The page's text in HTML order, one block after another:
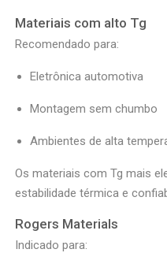
Materiais com alto Tg
Recomendado para:
Eletrônica automotiva
Montagem sem chumbo
Ambientes de alta
Os materiais com Tg mais
estabilidade térmica e
Rogers Materials
Indicado para: